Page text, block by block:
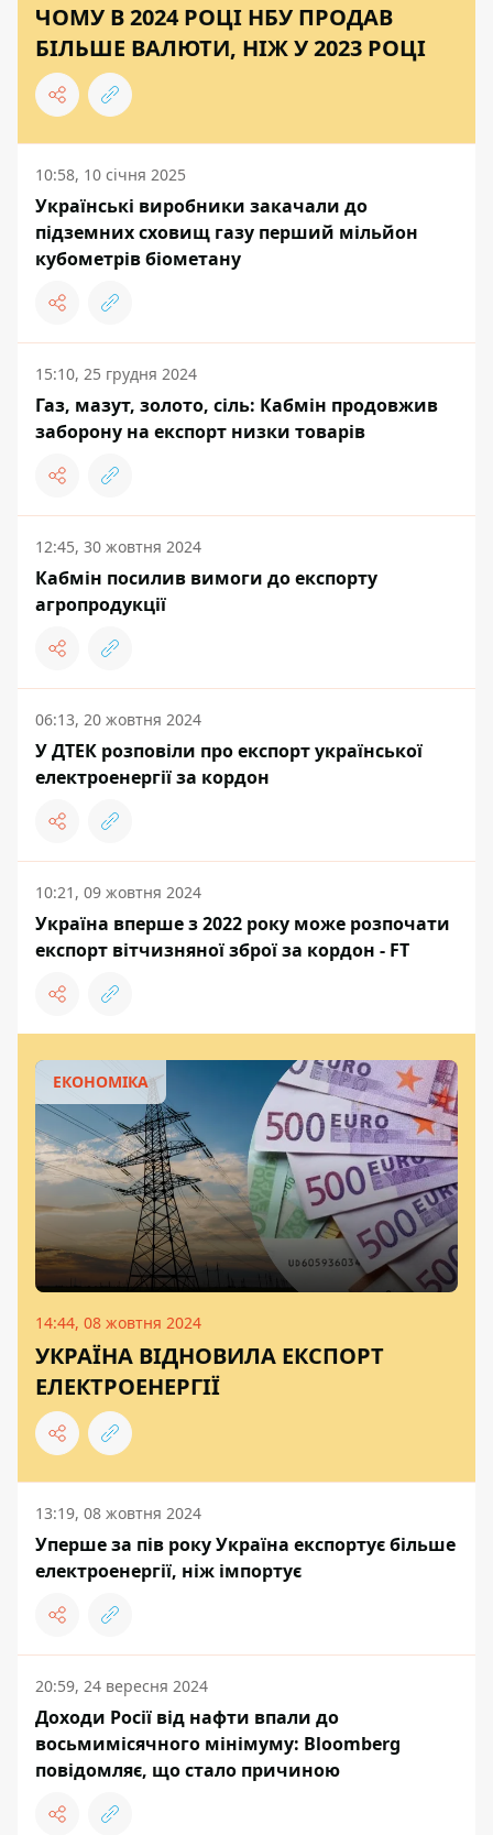
ЧОМУ В 2024 РОЦІ НБУ ПРОДАВ
БІЛЬШЕ ВАЛЮТИ, НІЖ У 2023 РОЦІ
10:58, 10 січня 2025
Українські виробники закачали до
підземних сховищ газу перший мільйон
кубометрів біометану
15:10, 25 грудня 2024
Газ, мазут, золото, сіль: Кабмін продовжив
заборону на експорт низки товарів
12:45, 30 жовтня 2024
Кабмін посилив вимоги до експорту
агропродукції
06:13, 20 жовтня 2024
У ДТЕК розповіли про експорт української
електроенергії за кордон
10:21, 09 жовтня 2024
Україна вперше з 2022 року може розпочати
експорт вітчизняної зброї за кордон - FT
ЕКОНОМІКА
14:44, 08 жовтня 2024
УКРАЇНА ВІДНОВИЛА ЕКСПОРТ
ЕЛЕКТРОЕНЕРГІЇ
13:19, 08 жовтня 2024
Уперше за пів року Україна експортує більше
електроенергії, ніж імпортує
20:59, 24 вересня 2024
Доходи Росії від нафти впали до
восьмимісячного мінімуму: Bloomberg
повідомляє, що стало причиною